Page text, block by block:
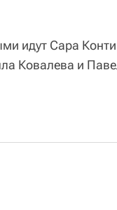
идут Сара
Ковалева и